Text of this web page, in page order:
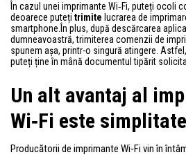
În cazul unei imprimante Wi‑Fi, puteți ocoli
deoarece puteți trimite lucrarea de
smartphone.În plus, după descărcarea
dumneavoastră, trimiterea comenzii de
spunem așa, printr-o singură atingere.
puteți ține în mână documentul tipărit
Un alt avantaj al
Wi‑Fi este
Producătorii de imprimante Wi‑Fi vin în